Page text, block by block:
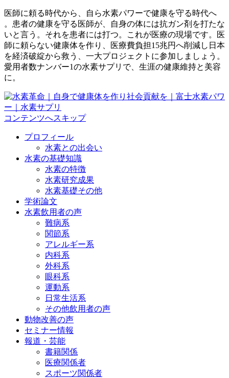
医師に頼る時代から、自ら水素パワーで健康を守る時代へ
。患者の健康を守る医師が、自身の体には抗ガン剤を打たな
いと言う。それを患者には打つ。これが医療の現場です。医
師に頼らない健康体を作り、医療費負担15兆円へ削減し日本
を経済破綻から救う、一大プロジェクトに参加しましょう。
愛用者数ナンバー1の水素サプリで、生涯の健康維持と美容
に。
コンテンツへスキップ
プロフィール
水素との出会い
水素の基礎知識
水素の特徴
水素研究成果
水素基礎その他
学術論文
水素飲用者の声
難病系
関節系
アレルギー系
内科系
外科系
眼科系
運動系
日常生活系
その他飲用者の声
動物改善の声
セミナー情報
報道・芸能
書籍関係
医療関係者
スポーツ関係者